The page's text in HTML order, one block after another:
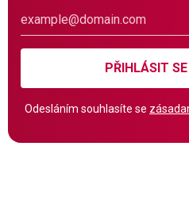
PŘIHLÁSIT
Odesláním souhlasíte se